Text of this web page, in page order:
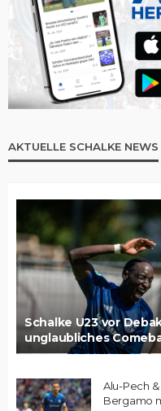
AKTUELLE SCHALKE NEWS
Schalke U23 vor
unglaubliches
Alu-Pech
Bergamo